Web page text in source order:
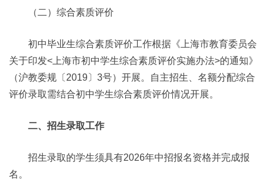
（二）综合素质评价
初中毕业生综合素质评价工作根据《上海市教育委员会
关于印发<上海市初中学生综合素质评价实施办法>的通知》
（沪教委规〔2019〕3号）开展。自主招生、名额分配综合
评价录取需结合初中学生综合素质评价情况开展。
二、招生录取工作
招生录取的学生须具有2026年中招报名资格并完成报
名。